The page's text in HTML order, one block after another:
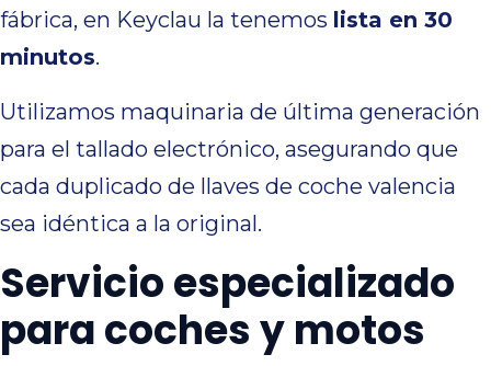
fábrica, en Keyclau la tenemos lista en 30
minutos.
Utilizamos maquinaria de última generación
para el tallado electrónico, asegurando que
cada duplicado de llaves de coche valencia
sea idéntica a la original.
Servicio especializado
para coches y motos